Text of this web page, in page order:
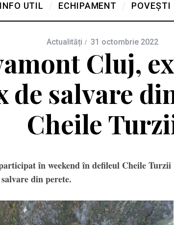
INFO UTIL ECHIPAMENT POVEȘTI
Actualități 31 octombrie 2022
Cluj,
de salvare
Cheile
în weekend în defileul Cheile Turzii
din perete.